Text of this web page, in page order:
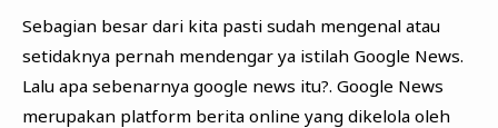
Sebagian besar dari kita pasti sudah mengenal atau
setidaknya pernah mendengar ya istilah Google News.
Lalu apa sebenarnya google news itu?. Google News
merupakan platform berita online yang dikelola oleh